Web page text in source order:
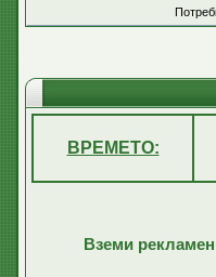
ВРЕМЕТО:
Вземи